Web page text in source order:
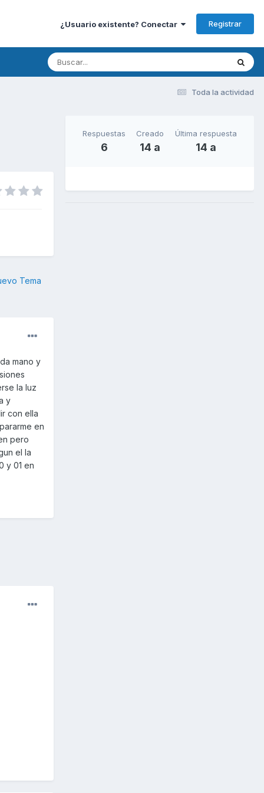
¿Usuario existente? Conectar Registrar
Toda la actividad
Tema
mano y
la luz
y
con ella
en
pero
el la
y 01 en
Respuestas
6
Creado
14 a
Última respuesta
14 a